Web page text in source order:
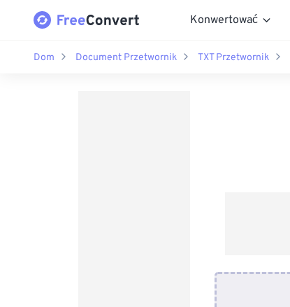
Konwertować
Dom Document Przetwornik TXT Przetwornik